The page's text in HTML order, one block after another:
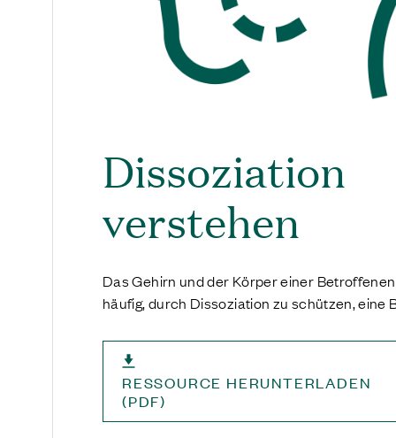
Dissoziation
verstehen
Das Gehirn und der Körper einer
häufig, durch Dissoziation zu schützen, eine
RESSOURCE HERUNTERLADEN
(PDF)